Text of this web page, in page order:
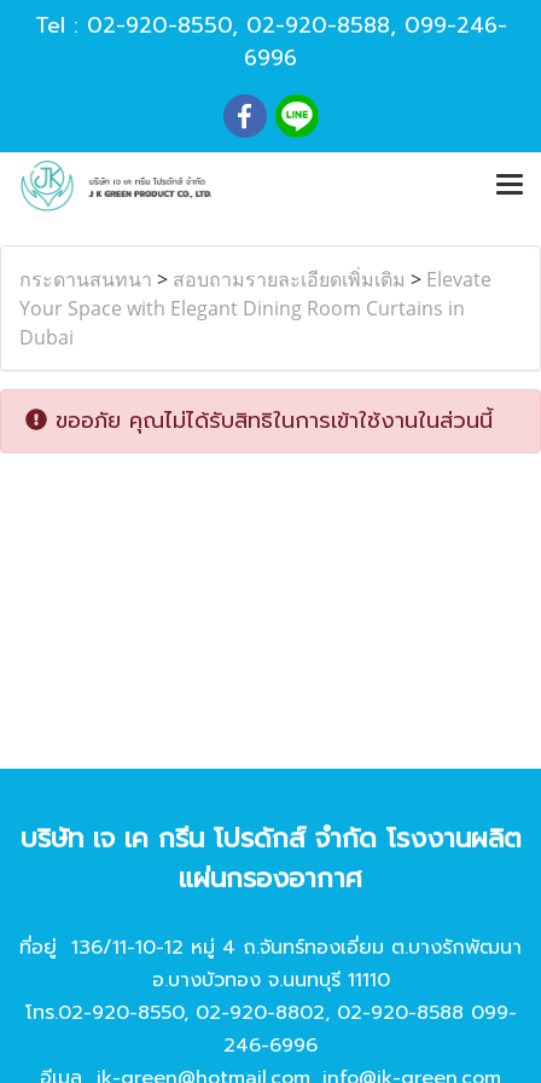
Tel : 02-920-8550, 02-920-8588, 099-246-
6996
กระดานสนทนา > สอบถามรายละเอียดเพิ่มเติม > Elevate
Your Space with Elegant Dining Room Curtains in
Dubai
ขออภัย คุณไม่ได้รับสิทธิในการเข้าใช้งานในส่วนนี้
บริษัท เจ เค กรีน โปรดักส์ จํากัด โรงงานผลิต
แผ่นกรองอากาศ
ที่อยู่ 136/11-10-12 หมู่ 4 ถ.จันทร์ทองเอี่ยม ต.บางรักพัฒนา
อ.บางบัวทอง จ.นนทบุรี 11110
โทร.02-920-8550, 02-920-8802, 02-920-8588 099-
246-6996